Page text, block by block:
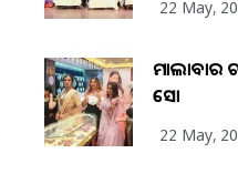
22 May,
ମାଲାବାର
ସୋ
22 May,